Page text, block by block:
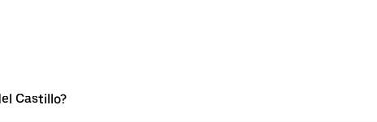
Castillo?